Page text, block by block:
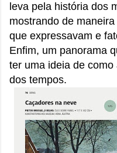
leva pela história dos
mostrando de
que expressavam e
Enfim, um panorama
ter uma ideia de
dos tempos.